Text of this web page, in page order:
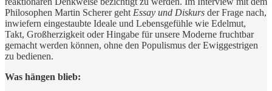
Philosophen Martin Scherer geht Essay und Diskurs der Frage nach,
inwiefern eingestaubte Ideale und Lebensgefühle wie Edelmut,
Takt, Großherzigkeit oder Hingabe für unsere Moderne fruchtbar
gemacht werden können, ohne den Populismus der Ewiggestrigen
zu bedienen.
Was hängen blieb: